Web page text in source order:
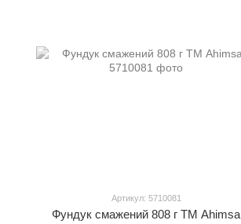
Артикул: 5710081
Фундук смажений 808 г ТМ Ahimsa